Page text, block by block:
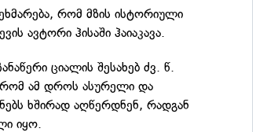
რომ მზის ისტორიული
ავტორი ჰისაში ჰაიაკავა.
ციალის შესახებ ძვ. წ.
ამ დროს ასურელი და
ხშირად აღწერდნენ, რადგან
იყო.